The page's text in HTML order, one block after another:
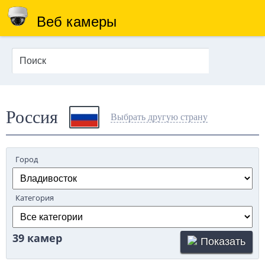
Веб камеры
Россия Выбрать другую страну
Город
Категория
39 камер Показать